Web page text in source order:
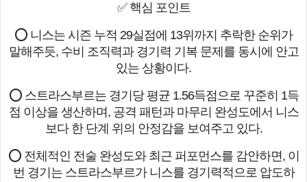
✅ 핵심 포인트
⭕ 니스는 시즌 누적 29실점에 13위까지 추락한 순위가
말해주듯, 수비 조직력과 경기력 기복 문제를 동시에 안고
있는 상황이다.
⭕ 스트라스부르는 경기당 평균 1.56득점으로 꾸준히 1득
점 이상을 생산하며, 공격 패턴과 마무리 완성도에서 니스
보다 한 단계 위의 안정감을 보여주고 있다.
⭕ 전체적인 전술 완성도와 최근 퍼포먼스를 감안하면, 이
번 경기는 스트라스부르가 니스를 경기력적으로 압도하